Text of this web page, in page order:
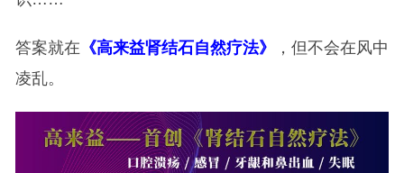
答案就在 《高来益肾结石自然疗法》
，但不会在风中
凌乱。